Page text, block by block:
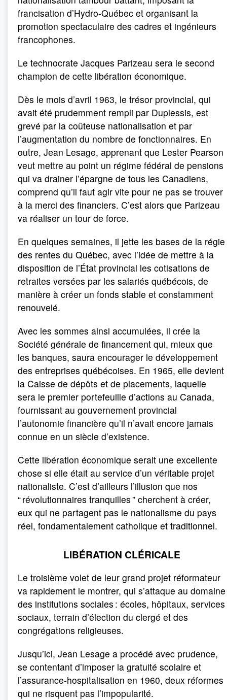
francisation d’Hydro-Québec et organisant la
promotion spectaculaire des cadres et ingénieurs
francophones.
Le technocrate Jacques Parizeau sera le second
champion de cette libération économique.
Dès le mois d’avril 1963, le trésor provincial, qui
avait été prudemment rempli par Duplessis, est
grevé par la coûteuse nationalisation et par
l’augmentation du nombre de fonctionnaires. En
outre, Jean Lesage, apprenant que Lester Pearson
veut mettre au point un régime fédéral de pensions
qui va drainer l’épargne de tous les Canadiens,
comprend qu’il faut agir vite pour ne pas se trouver
à la merci des financiers. C’est alors que Parizeau
va réaliser un tour de force.
En quelques semaines, il jette les bases de la régie
des rentes du Québec, avec l’idée de mettre à la
disposition de l’État provincial les cotisations de
retraites versées par les salariés québécois, de
manière à créer un fonds stable et constamment
renouvelé.
Avec les sommes ainsi accumulées, il crée la
Société générale de financement qui, mieux que
les banques, saura encourager le développement
des entreprises québécoises. En 1965, elle devient
la Caisse de dépôts et de placements, laquelle
sera le premier portefeuille d’actions au Canada,
fournissant au gouvernement provincial
l’autonomie financière qu’il n’avait encore jamais
connue en un siècle d’existence.
Cette libération économique serait une excellente
chose si elle était au service d’un véritable projet
nationaliste. C’est d’ailleurs l’illusion que nos
“ révolutionnaires tranquilles ” cherchent à créer,
eux qui ne partagent pas le nationalisme du pays
réel, fondamentalement catholique et traditionnel.
LIBÉRATION CLÉRICALE
Le troisième volet de leur grand projet réformateur
va rapidement le montrer, qui s’attaque au domaine
des institutions sociales : écoles, hôpitaux, services
sociaux, terrain d’élection du clergé et des
congrégations religieuses.
Jusqu’ici, Jean Lesage a procédé avec prudence,
se contentant d’imposer la gratuité scolaire et
l’assurance-hospitalisation en 1960, deux réformes
qui ne risquent pas l’impopularité.